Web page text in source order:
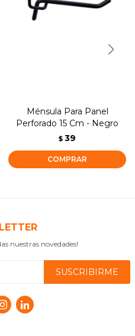
Ménsula Para Panel
Perforado 15 Cm - Negro
$ 39
nuestras novedades!
SUSCRIBIRME
